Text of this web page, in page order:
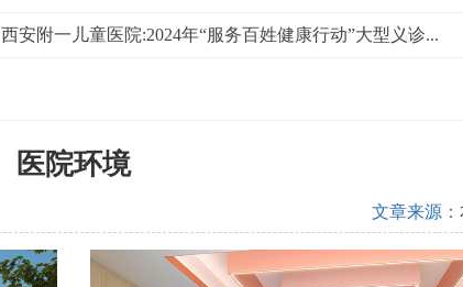
西安附一儿童医院:2024年“服务百姓健康行动”大型义诊...
医院环境
文章来源：